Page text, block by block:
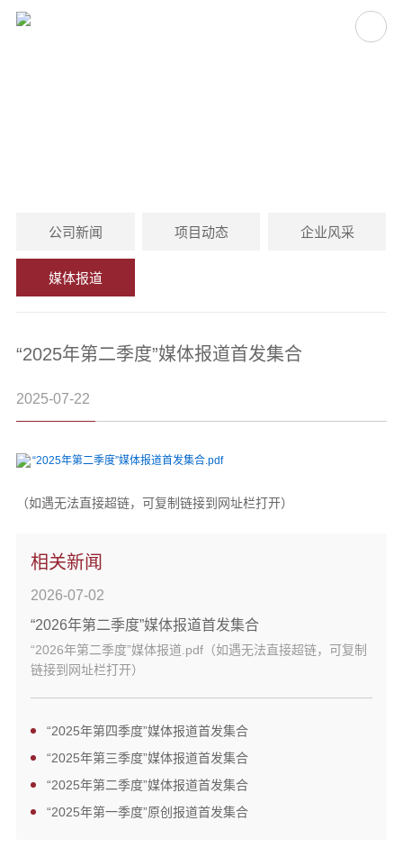
公司新闻 项目动态 企业风采
媒体报道
“2025年第二季度”媒体报道首发集合
2025-07-22
“2025年第二季度”媒体报道首发集合.pdf
（如遇无法直接超链，可复制链接到网址栏打开）
相关新闻
2026-07-02
“2026年第二季度”媒体报道首发集合
“2026年第二季度”媒体报道.pdf（如遇无法直接超链，可复制
链接到网址栏打开）
“2025年第四季度”媒体报道首发集合
“2025年第三季度”媒体报道首发集合
“2025年第二季度”媒体报道首发集合
“2025年第一季度”原创报道首发集合